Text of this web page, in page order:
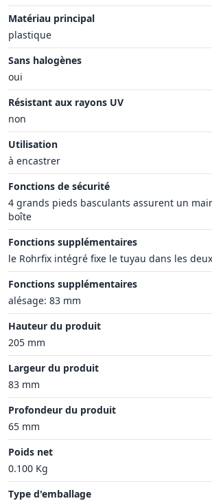
Matériau principal
plastique
Sans halogènes
oui
Résistant aux rayons UV
non
Utilisation
à encastrer
Fonctions de sécurité
4 grands pieds basculants assurent un
boîte
Fonctions supplémentaires
le Rohrfix intégré fixe le tuyau dans les
Fonctions supplémentaires
alésage: 83 mm
Hauteur du produit
205 mm
Largeur du produit
83 mm
Profondeur du produit
65 mm
Poids net
0.100 Kg
Type d'emballage